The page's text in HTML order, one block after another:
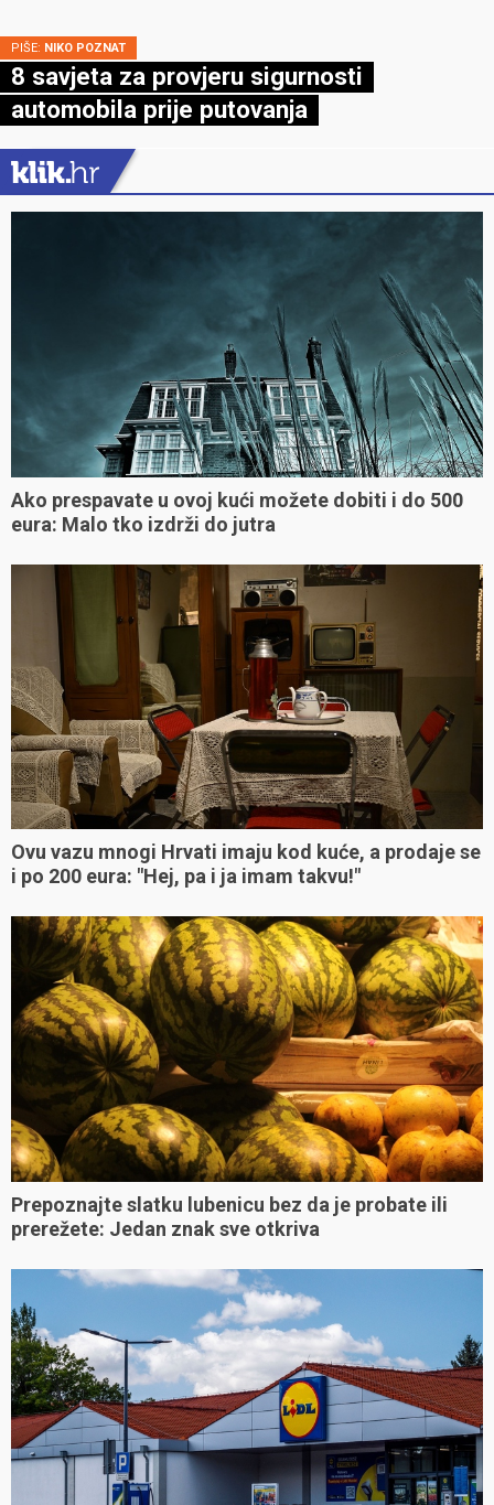
PIŠE: NIKO POZNAT
8 savjeta za provjeru sigurnosti
automobila prije putovanja
Ako prespavate u ovoj kući možete dobiti i do 500
eura: Malo tko izdrži do jutra
Ovu vazu mnogi Hrvati imaju kod kuće, a prodaje se
i po 200 eura: "Hej, pa i ja imam takvu!"
Prepoznajte slatku lubenicu bez da je probate ili
prerežete: Jedan znak sve otkriva